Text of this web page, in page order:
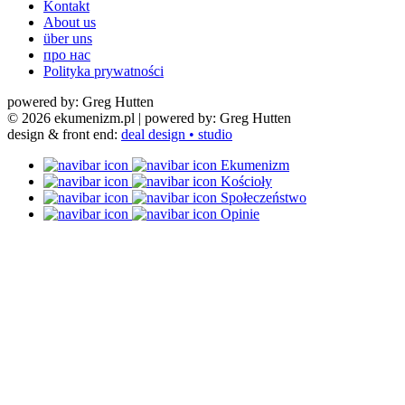
Kontakt
About us
über uns
про нас
Polityka prywatności
powered by: Greg Hutten
© 2026 ekumenizm.pl | powered by: Greg Hutten
design & front end: deal design • studio
Ekumenizm
Kościoły
Społeczeństwo
Opinie